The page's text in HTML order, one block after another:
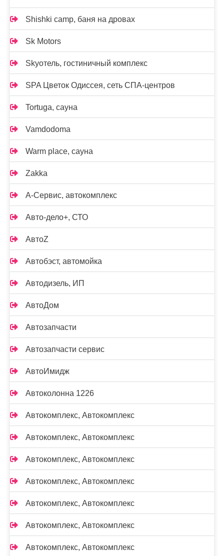
Shishki camp, баня на дровах
Sk Motors
Skyотель, гостиничный комплекс
SPA Цветок Одиссея, сеть СПА-центров
Tortuga, сауна
Vamdodoma
Warm place, сауна
Zakka
А-Сервис, автокомплекс
Авто-дело+, СТО
АвтоZ
Автобэст, автомойка
Автодизель, ИП
АвтоДом
Автозапчасти
Автозапчасти сервис
АвтоИмидж
Автоколонна 1226
Автокомплекс, Автокомплекс
Автокомплекс, Автокомплекс
Автокомплекс, Автокомплекс
Автокомплекс, Автокомплекс
Автокомплекс, Автокомплекс
Автокомплекс, Автокомплекс
Автокомплекс, Автокомплекс